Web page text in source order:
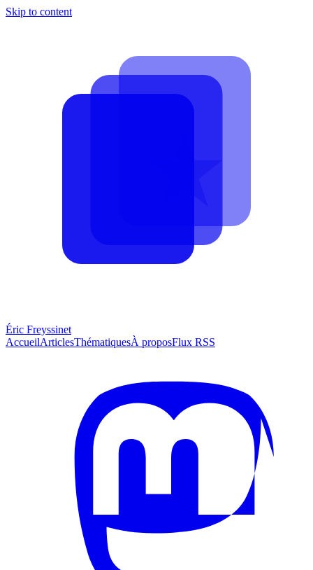
Skip to content
Éric Freyssinet
AccueilArticlesThématiquesÀ proposFlux RSS